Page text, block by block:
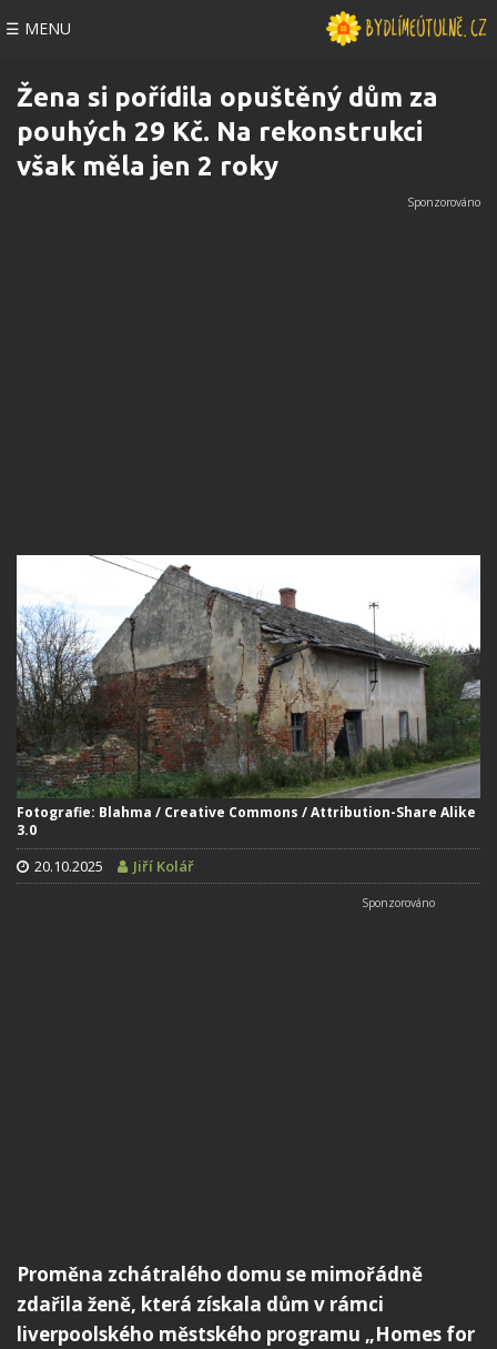
☰ MENU
Žena si pořídila opuštěný dům za
pouhých 29 Kč. Na rekonstrukci
však měla jen 2 roky
Fotografie: Blahma / Creative Commons / Attribution-Share Alike
3.0
20.10.2025 Jiří Kolář
Proměna zchátralého domu se mimořádně
zdařila ženě, která získala dům v rámci
liverpoolského městského programu „Homes for